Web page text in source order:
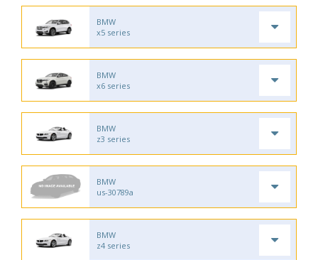
BMW
x5 series
BMW
x6 series
BMW
z3 series
BMW
us-30789a
BMW
z4 series